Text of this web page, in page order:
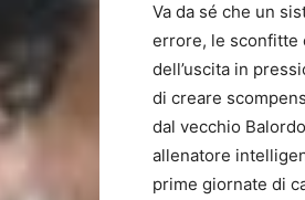
Va da sé che un
errore, le sconfitte
dell’uscita in
di creare
dal vecchio
allenatore
prime giornate di